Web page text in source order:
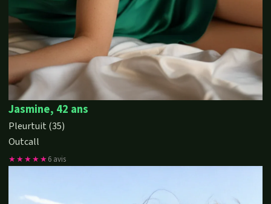
Jasmine, 42 ans
Pleurtuit (35)
Outcall
★★★★★6 avis